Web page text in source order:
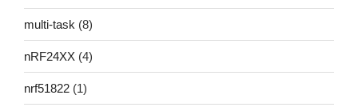
multi-task (8)
nRF24XX (4)
nrf51822 (1)